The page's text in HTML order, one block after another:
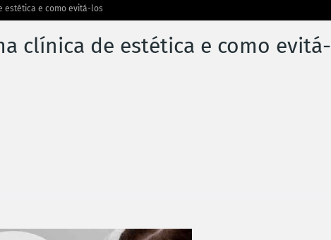
estética e como evitá-los
clínica de estética e como evitá-